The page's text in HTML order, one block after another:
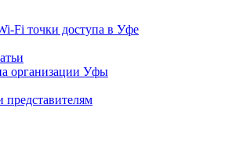
Fi точки доступа в Уфе
организации Уфы
представителям